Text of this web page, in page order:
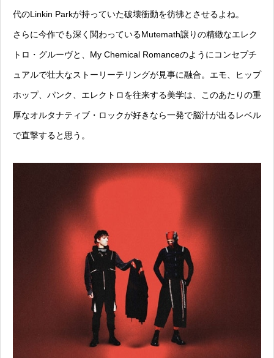
代のLinkin Parkが持っていた破壊衝動を彷彿とさせるよね。
さらに今作でも深く関わっているMutemath譲りの精緻なエレク
トロ・グルーヴと、My Chemical Romanceのようにコンセプチ
ュアルで壮大なストーリーテリングが見事に融合。エモ、ヒップ
ホップ、パンク、エレクトロを往来する美学は、このあたりの重
厚なオルタナティブ・ロックが好きなら一発で脳汁が出るレベル
で直撃すると思う。